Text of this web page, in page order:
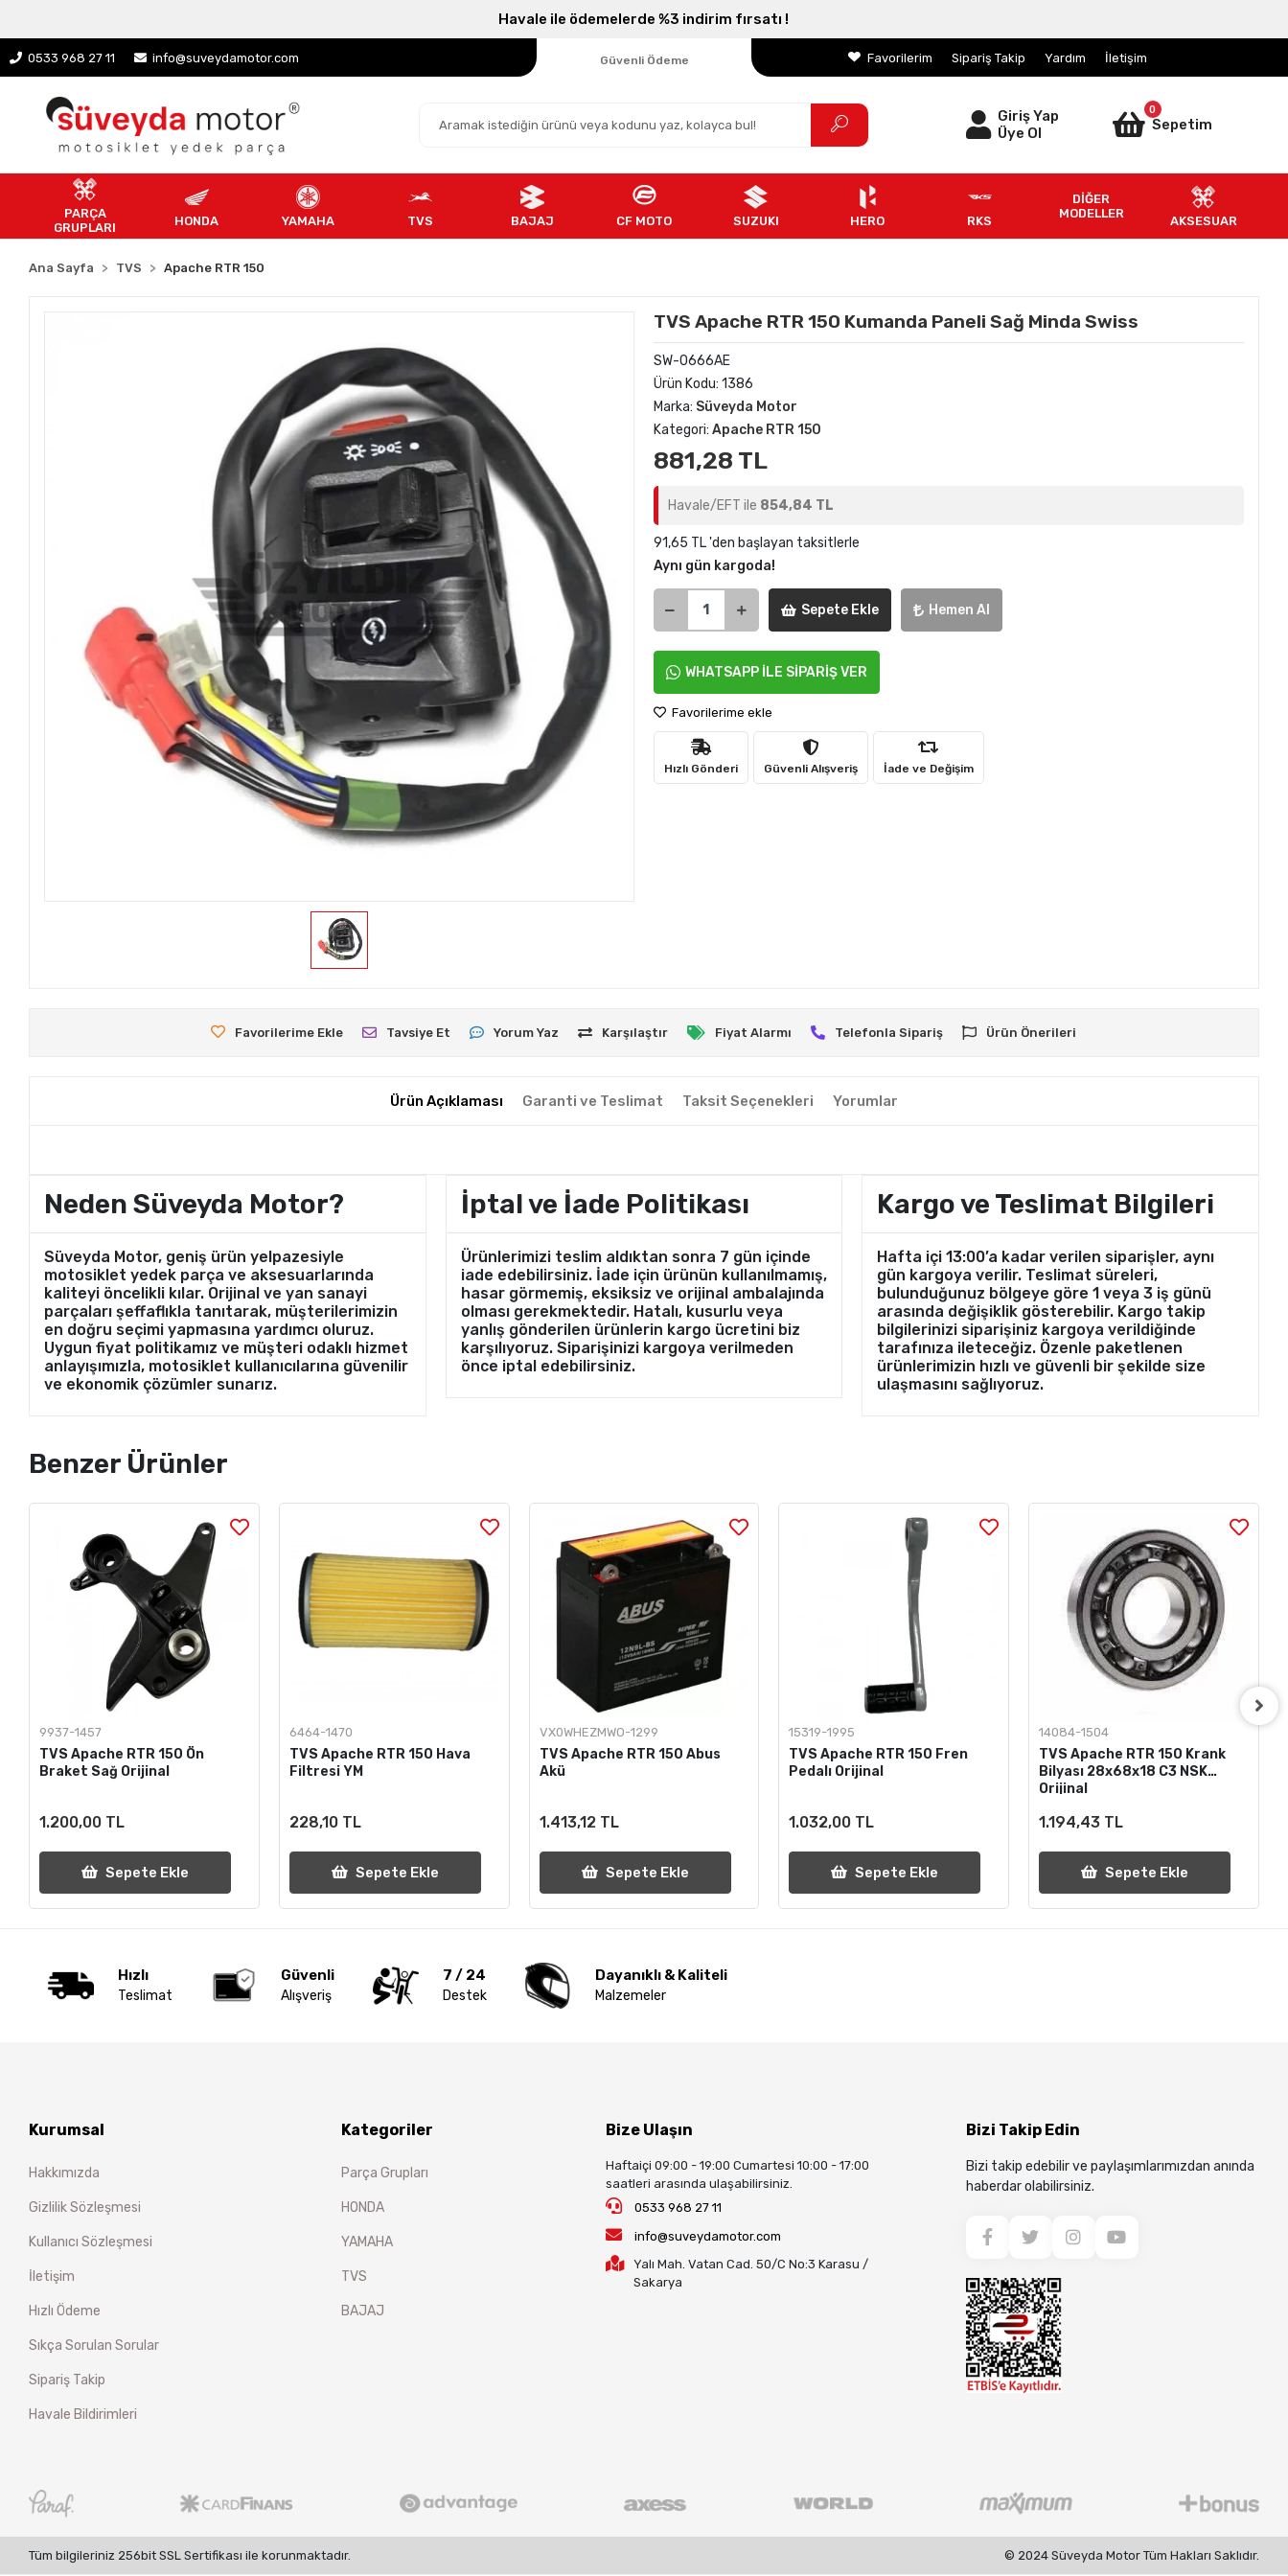
Havale ile ödemelerde %3 indirim fırsatı !
0533 968 27 11 info@suveydamotor.com
Parçanızın Online Adresi
Güvenli Ödeme
Favorilerim Sipariş Takip Yardım İletişim
Giriş Yap
Üye Ol
0
Sepetim
PARÇA
GRUPLARI
HONDA YAMAHA TVS BAJAJ CF MOTO SUZUKI HERO RKS
DİĞER
MODELLER
AKSESUAR
Ana Sayfa TVS Apache RTR 150
TVS Apache RTR 150 Kumanda Paneli Sağ Minda Swiss
SW-0666AE
Ürün Kodu: 1386
Marka: Süveyda Motor
Kategori: Apache RTR 150
881,28 TL
Havale/EFT ile 854,84 TL
91,65 TL 'den başlayan taksitlerle
Aynı gün kargoda!
Sepete Ekle Hemen Al
WHATSAPP İLE SİPARİŞ VER
Favorilerime ekle
Hızlı Gönderi Güvenli Alışveriş İade ve Değişim
Favorilerime Ekle Tavsiye Et Yorum Yaz Karşılaştır Fiyat Alarmı Telefonla Sipariş Ürün Önerileri
Ürün Açıklaması Garanti ve Teslimat Taksit Seçenekleri Yorumlar
Neden Süveyda Motor?
Süveyda Motor, geniş ürün yelpazesiyle
motosiklet yedek parça ve aksesuarlarında
kaliteyi öncelikli kılar. Orijinal ve yan sanayi
parçaları şeffaflıkla tanıtarak, müşterilerimizin
en doğru seçimi yapmasına yardımcı oluruz.
Uygun fiyat politikamız ve müşteri odaklı hizmet
anlayışımızla, motosiklet kullanıcılarına güvenilir
ve ekonomik çözümler sunarız.
İptal ve İade Politikası
Ürünlerimizi teslim aldıktan sonra 7 gün içinde
iade edebilirsiniz. İade için ürünün kullanılmamış,
hasar görmemiş, eksiksiz ve orijinal ambalajında
olması gerekmektedir. Hatalı, kusurlu veya
yanlış gönderilen ürünlerin kargo ücretini biz
karşılıyoruz. Siparişinizi kargoya verilmeden
önce iptal edebilirsiniz.
Kargo ve Teslimat Bilgileri
Hafta içi 13:00’a kadar verilen siparişler, aynı
gün kargoya verilir. Teslimat süreleri,
bulunduğunuz bölgeye göre 1 veya 3 iş günü
arasında değişiklik gösterebilir. Kargo takip
bilgilerinizi siparişiniz kargoya verildiğinde
tarafınıza ileteceğiz. Özenle paketlenen
ürünlerimizin hızlı ve güvenli bir şekilde size
ulaşmasını sağlıyoruz.
Benzer Ürünler
9937-1457
TVS Apache RTR 150 Ön
Braket Sağ Orijinal
1.200,00 TL
Sepete Ekle
6464-1470
TVS Apache RTR 150 Hava
Filtresi YM
228,10 TL
Sepete Ekle
VX0WHEZMWO-1299
TVS Apache RTR 150 Abus
Akü
1.413,12 TL
Sepete Ekle
15319-1995
TVS Apache RTR 150 Fren
Pedalı Orijinal
1.032,00 TL
Sepete Ekle
14084-1504
TVS Apache RTR 150 Krank
Bilyası 28x68x18 C3 NSK
Orijinal
1.194,43 TL
Sepete Ekle
Hızlı
Teslimat
Güvenli
Alışveriş
7 / 24
Destek
Dayanıklı & Kaliteli
Malzemeler
Kurumsal
Hakkımızda
Gizlilik Sözleşmesi
Kullanıcı Sözleşmesi
İletişim
Hızlı Ödeme
Sıkça Sorulan Sorular
Sipariş Takip
Havale Bildirimleri
Kategoriler
Parça Grupları
HONDA
YAMAHA
TVS
BAJAJ
Bize Ulaşın
Haftaiçi 09:00 - 19:00 Cumartesi 10:00 - 17:00
saatleri arasında ulaşabilirsiniz.
0533 968 27 11
info@suveydamotor.com
Yalı Mah. Vatan Cad. 50/C No:3 Karasu /
Sakarya
Bizi Takip Edin
Bizi takip edebilir ve paylaşımlarımızdan anında
haberdar olabilirsiniz.
Tüm bilgileriniz 256bit SSL Sertifikası ile korunmaktadır. © 2024 Süveyda Motor Tüm Hakları Saklıdır.